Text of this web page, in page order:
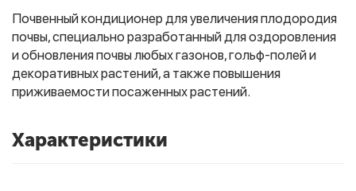
Почвенный кондиционер для увеличения плодородия
почвы, специально разработанный для оздоровления
и обновления почвы любых газонов, гольф-полей и
декоративных растений, а также повышения
приживаемости посаженных растений.
Характеристики